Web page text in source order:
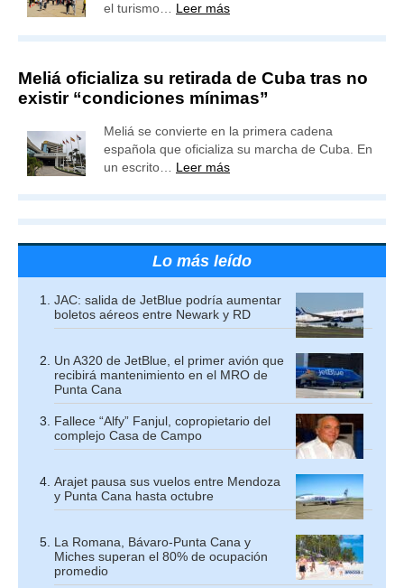
el turismo… Leer más
Meliá oficializa su retirada de Cuba tras no
existir “condiciones mínimas”
Meliá se convierte en la primera cadena
española que oficializa su marcha de Cuba. En
un escrito… Leer más
Lo más leído
JAC: salida de JetBlue podría aumentar
boletos aéreos entre Newark y RD
Un A320 de JetBlue, el primer avión que
recibirá mantenimiento en el MRO de
Punta Cana
Fallece “Alfy” Fanjul, copropietario del
complejo Casa de Campo
Arajet pausa sus vuelos entre Mendoza
y Punta Cana hasta octubre
La Romana, Bávaro-Punta Cana y
Miches superan el 80% de ocupación
promedio